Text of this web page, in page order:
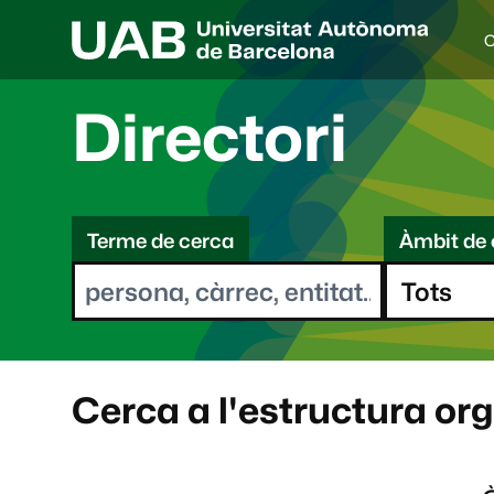
I
d
i
a
e
l
e
o
t
Directori
C
eTerme de cerca Àmbit de
Cerca a l'estructura